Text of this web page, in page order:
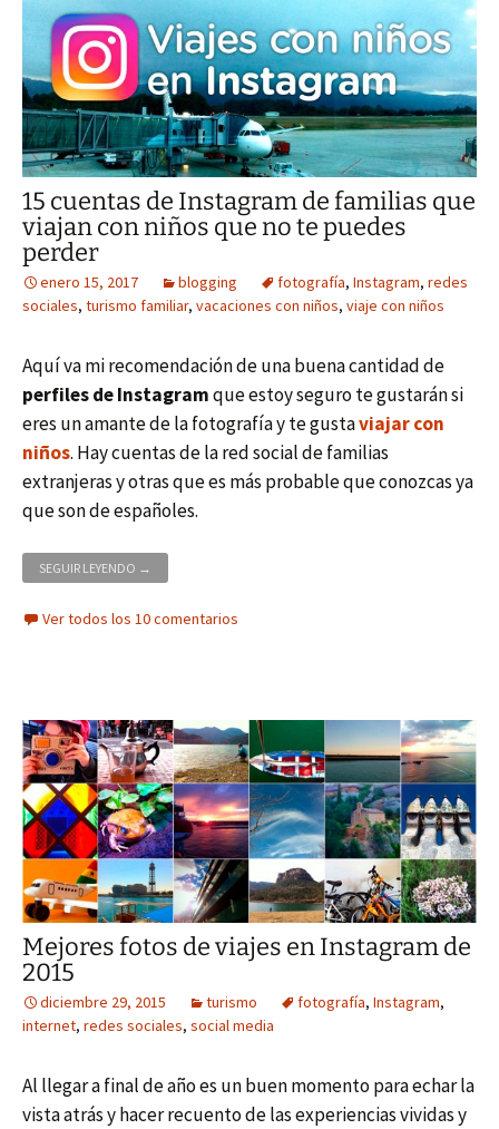
15 cuentas de Instagram de familias que
viajan con niños que no te puedes
perder
enero 15, 2017 blogging fotografía, Instagram, redes
sociales, turismo familiar, vacaciones con niños, viaje con niños
Aquí va mi recomendación de una buena cantidad de
perfiles de Instagramque estoy seguro te gustarán si
eres un amante de la fotografía y te gustaviajar con
niños. Hay cuentas de la red social de familias
extranjeras y otras que es más probable que conozcas ya
que son de españoles.
SEGUIR LEYENDO 15 CUENTAS DE INSTAGRAM DE FAMILIAS QUE VIAJAN CON
→
Ver todos los 10 comentarios
Mejores fotos de viajes en Instagram de
2015
diciembre 29, 2015 turismo fotografía, Instagram,
internet, redes sociales, social media
Al llegar a final de año es un buen momento para echar la
vista atrás y hacer recuento de las experiencias vividas y